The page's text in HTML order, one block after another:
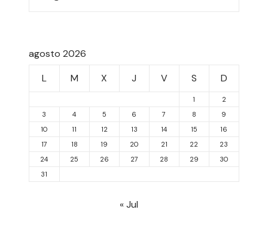
agosto 2026
L
M X J V S D
1
2
3
4 5 6 7 8
9
10
11 12 13 14 15
16
17
18 19 20 21 22
23
24
25 26 27 28 29
30
31
« Jul